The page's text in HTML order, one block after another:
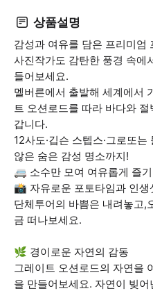
상품설명
감성과 여유를 담은 프리미엄
사진작가도 감탄한 풍경 속에
들어보세요.
멜버른에서 출발해 세계에서
트 오션로드를 따라 바다와
갑니다.
12사도·깁슨 스텝스·그로또
않은 숨은 감성 명소까지!
🚐 소수만 모여 여유롭게 즐
📸 자유로운 포토타임과 인생
단체투어의 바쁨은 내려놓고,
금 떠나보세요.
🌿 경이로운 자연의 감동
그레이트 오션로드의 자연을
을 만들어보세요. 자연이 빚